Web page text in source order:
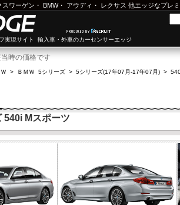
スワーゲン ・ BMW・ アウディ ・ レクサス 他エッジなプレ
実現サイト 輸入車・外車のカーセンサーエッジ
時の価格です
> ＢＭＷ 5シリーズ > 5シリーズ(17年07月-17年07月) >
540i Mスポーツ